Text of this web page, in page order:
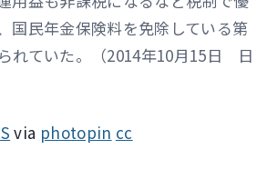
国民年金保険料を免除している第
れていた。（2014年10月15日 日
via photopin cc